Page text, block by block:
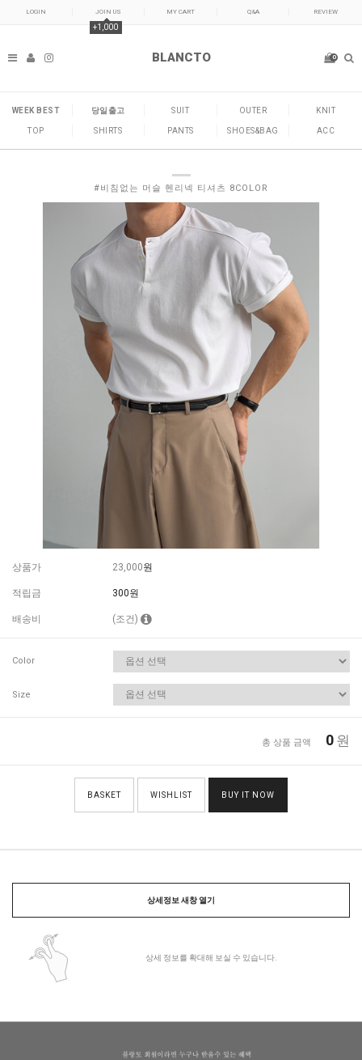
LOGIN JOIN US
+1,000
MY CART Q&A REVIEW
BLANCTO 0
WEEK BEST 당일출고 SUIT OUTER KNIT
TOP SHIRTS PANTS SHOES&BAG ACC
#비침없는 머슬 헨리넥 티셔츠 8COLOR
상품가 23,000원
적립금 300원
배송비 (조건)
Color
Size
총 상품 금액 0 원
BASKET WISHLIST BUY IT NOW
상세정보 새창 열기
상세 정보를 확대해 보실 수 있습니다.